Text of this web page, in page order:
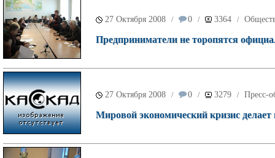
27 Октября 2008 / 0 / 3364 /
Предприниматели не торопятся
27 Октября 2008 / 0 / 3279 / Пресс-
Мировой экономический кризис